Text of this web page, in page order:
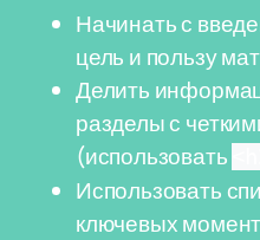
Начинать с
цель и пользу
Делить
разделы с
(использовать
Использовать
ключевых